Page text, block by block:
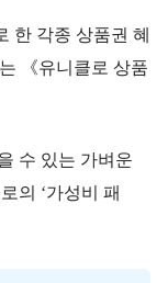
한 각종 상품권 혜
《유니클로 상품
수 있는 가벼운
의 ‘가성비 패